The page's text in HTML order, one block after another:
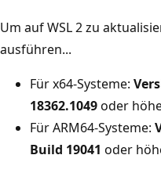
Um auf WSL 2 zu
ausführen...
Für x64-Systeme:
18362.1049oder
Für ARM64-Systeme:
Build 19041 oder